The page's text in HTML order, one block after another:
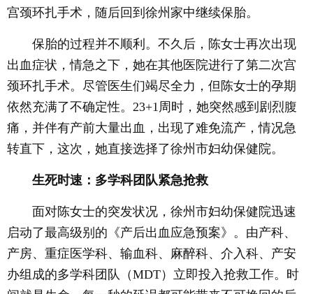
宫颈环扎手术，随后回到徐州家中继续保胎。
保胎的过程并不顺利。不久后，陈女士再次出现
出血症状，情急之下，她在其他医院进行了第二次宫
颈环扎手术。尽管医生们竭尽全力，但陈女士的孕期
依然充满了不确定性。23+1周时，她突然感到剧烈腹
痛，并伴有产前大量出血，出现了难免流产，情况急
转直下，这次，她直接选择了徐州市妇幼保健院。
生死时速：多学科团队紧急抢救
面对陈女士的突发状况，徐州市妇幼保健院迅速
启动了最高级别的《产后出血应急预案》。由产科、
产房、重症医学科、输血科、麻醉科、介入科、产安
办组成的多学科团队（MDT）立即投入抢救工作。时